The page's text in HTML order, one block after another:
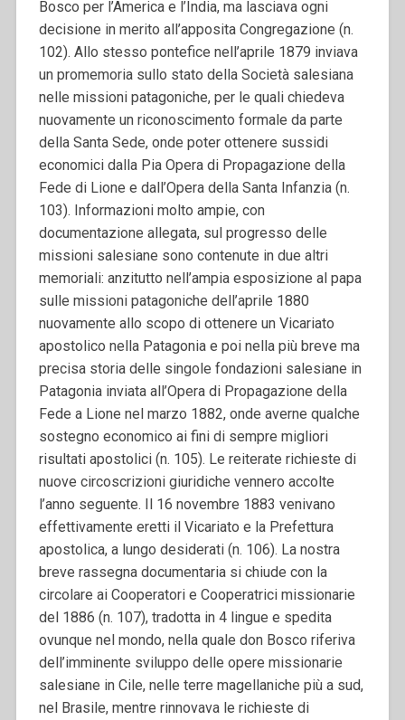
Bosco per l’America e l’India, ma lasciava ogni
decisione in merito all’apposita Congregazione (n.
102). Allo stesso pontefice nell’aprile 1879 inviava
un promemoria sullo stato della Società salesiana
nelle missioni patagoniche, per le quali chiedeva
nuovamente un riconoscimento formale da parte
della Santa Sede, onde poter ottenere sussidi
economici dalla Pia Opera di Propagazione della
Fede di Lione e dall’Opera della Santa Infanzia (n.
103). Informazioni molto ampie, con
documentazione allegata, sul progresso delle
missioni salesiane sono contenute in due altri
memoriali: anzitutto nell’ampia esposizione al papa
sulle missioni patagoniche dell’aprile 1880
nuovamente allo scopo di ottenere un Vicariato
apostolico nella Patagonia e poi nella più breve ma
precisa storia delle singole fondazioni salesiane in
Patagonia inviata all’Opera di Propagazione della
Fede a Lione nel marzo 1882, onde averne qualche
sostegno economico ai fini di sempre migliori
risultati apostolici (n. 105). Le reiterate richieste di
nuove circoscrizioni giuridiche vennero accolte
l’anno seguente. Il 16 novembre 1883 venivano
effettivamente eretti il Vicariato e la Prefettura
apostolica, a lungo desiderati (n. 106). La nostra
breve rassegna documentaria si chiude con la
circolare ai Cooperatori e Cooperatrici missionarie
del 1886 (n. 107), tradotta in 4 lingue e spedita
ovunque nel mondo, nella quale don Bosco riferiva
dell’imminente sviluppo delle opere missionarie
salesiane in Cile, nelle terre magellaniche più a sud,
nel Brasile, mentre rinnovava le richieste di